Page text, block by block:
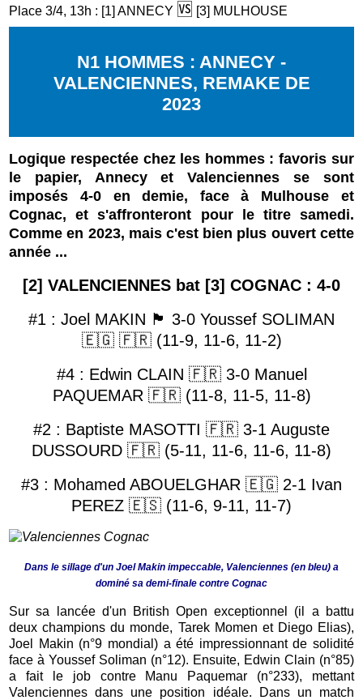
Place 3/4, 13h : [1] ANNECY 🆚 [3] MULHOUSE
N1 HOMMES : ANNECY -
VALENCIENNES, REMAKE DE
2023
Logique respectée chez les hommes : favoris sur
le papier, Annecy et Valenciennes se sont
imposés 4-0 en demie, face à Mulhouse et
Cognac, et s'affronteront pour le titre samedi.
Comme en 2023, mais c'est bien plus ouvert cette
année ...
[2] VALENCIENNES bat [3] COGNAC : 4-0
#1 : Joel MAKIN 🏴󠁧󠁢󠁷󠁬󠁳󠁿 3-0 Youssef SOLIMAN
🇪🇬 🇫🇷 (11-9, 11-6, 11-2)
#4 : Edwin CLAIN 🇫🇷 3-0 Manuel
PAQUEMAR 🇫🇷(11-8, 11-5, 11-8)
#2 : Baptiste MASOTTI 🇫🇷 3-1 Auguste
DUSSOURD 🇫🇷 (5-11, 11-6, 11-6, 11-8)
#3 : Mohamed ABOUELGHAR 🇪🇬 2-1 Ivan
PEREZ 🇪🇸 (11-6, 9-11, 11-7)
Dans le sillage d'un Joel Makin impeccable, Valenciennes (en bleu) a
dominé sa demi-finale contre Cognac
Sur sa lancée d'un British Open exceptionnel (il a battu
deux champions du monde, Tarek Momen et Diego Elias),
Joel Makin (n°9 mondial) a été impressionnant de solidité
face à Youssef Soliman (n°12). Ensuite, Edwin Clain (n°85)
a fait le job contre Manu Paquemar (n°233), mettant
Valenciennes dans une position idéale. Dans un match